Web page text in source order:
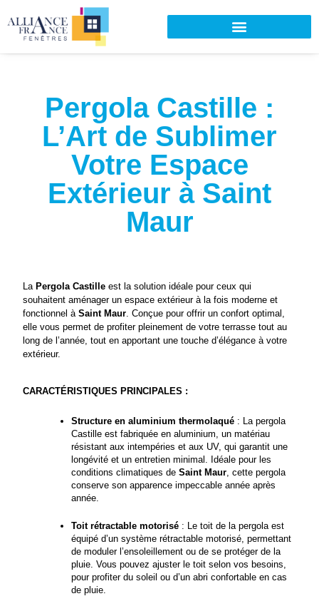
Pergola Castille :
L’Art de Sublimer
Votre Espace
Extérieur à Saint
Maur
La Pergola Castille est la solution idéale pour ceux qui
souhaitent aménager un espace extérieur à la fois moderne et
fonctionnel à Saint Maur . Conçue pour offrir un confort optimal,
elle vous permet de profiter pleinement de votre terrasse tout au
long de l’année, tout en apportant une touche d’élégance à votre
extérieur.
CARACTÉRISTIQUES PRINCIPALES :
Structure en aluminium thermolaqué : La pergola
Castille est fabriquée en aluminium, un matériau
résistant aux intempéries et aux UV, qui garantit une
longévité et un entretien minimal. Idéale pour les
conditions climatiques de Saint Maur , cette pergola
conserve son apparence impeccable année après
année.
Toit rétractable motorisé : Le toit de la pergola est
équipé d’un système rétractable motorisé, permettant
de moduler l’ensoleillement ou de se protéger de la
pluie. Vous pouvez ajuster le toit selon vos besoins,
pour profiter du soleil ou d’un abri confortable en cas
de pluie.